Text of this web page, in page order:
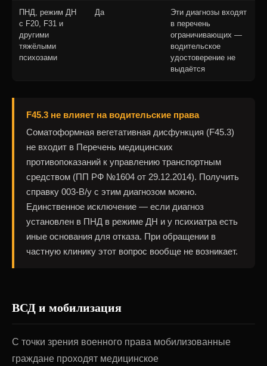
ПНД, режим ДН
с F20, F31 и
другими
тяжёлыми
психозами
Да
Эти диагнозы входят
в перечень
ограничивающих —
водительское
удостоверение не
выдаётся
F45.3 не влияет на водительские права
Соматоформная вегетативная дисфункция (F45.3)
не входит в Перечень медицинских
противопоказаний к управлению транспортным
средством (ПП РФ №1604 от 29.12.2014). Получить
справку 003-В/у с этим диагнозом можно.
Единственное исключение — если диагноз
установлен в ПНД в режиме ДН и у психиатра есть
иные основания для отказа. При обращении в
частную клинику этот вопрос вообще не возникает.
ВСД и мобилизация
С точки зрения военного права мобилизованные
граждане проходят медицинское